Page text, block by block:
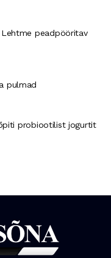
peadpööritav
pulmad
probiootilist jogurtit